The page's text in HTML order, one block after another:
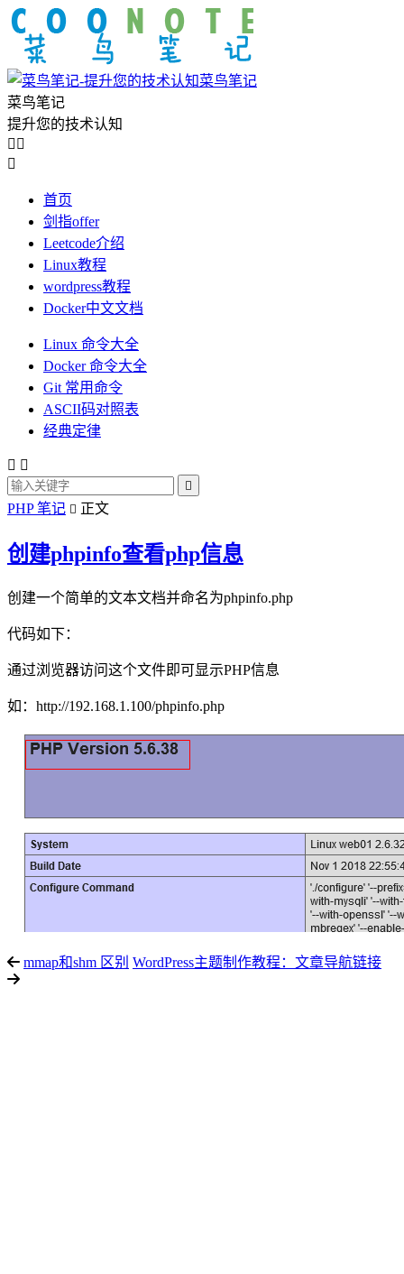
菜鸟笔记
菜鸟笔记
提升您的技术认知
 

首页
剑指offer
Leetcode介绍
Linux教程
wordpress教程
Docker中文文档
Linux 命令大全
Docker 命令大全
Git 常用命令
ASCII码对照表
经典定律
 

PHP 笔记  正文
创建phpinfo查看php信息
创建一个简单的文本文档并命名为phpinfo.php
代码如下：
通过浏览器访问这个文件即可显示PHP信息
如：http://192.168.1.100/phpinfo.php
mmap和shm 区别 WordPress主题制作教程：文章导航链接